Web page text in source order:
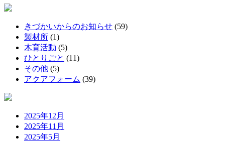
きづかいからのお知らせ (59)
製材所 (1)
木育活動 (5)
ひとりごと (11)
その他 (5)
アクアフォーム (39)
2025年12月
2025年11月
2025年5月